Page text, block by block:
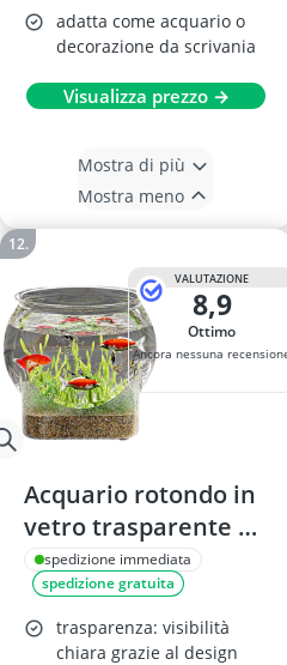
adatta come acquario o
decorazione da scrivania
Visualizza prezzo →
Mostra di più
Mostra meno
VALUTAZIONE
8,9
Ottimo
Ancora nessuna
Acquario rotondo in
vetro trasparente da
tavolo per Betta,
tartarughe o piante
spedizione immediata
spedizione gratuita
trasparenza: visibilità
chiara grazie al design